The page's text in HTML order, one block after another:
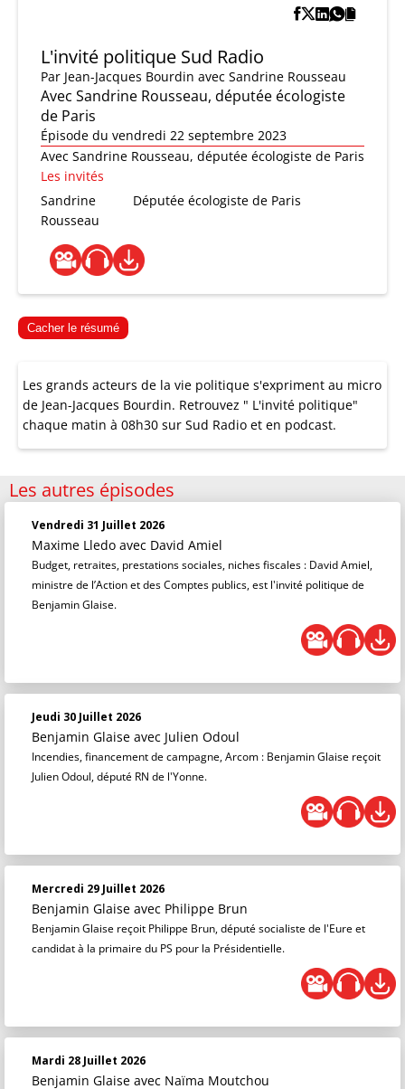
L'invité politique Sud Radio
Par Jean-Jacques Bourdin avec Sandrine Rousseau
Avec Sandrine Rousseau, députée écologiste
de Paris
Épisode du vendredi 22 septembre 2023
Avec Sandrine Rousseau, députée écologiste de Paris
Les invités
Sandrine
Rousseau
Députée écologiste de Paris
Cacher le résumé
Les grands acteurs de la vie politique s'expriment au micro
de Jean-Jacques Bourdin. Retrouvez " L'invité politique"
chaque matin à 08h30 sur Sud Radio et en podcast.
Les autres épisodes
Vendredi 31 Juillet 2026
Maxime Lledo avec David Amiel
Budget, retraites, prestations sociales, niches fiscales : David Amiel,
ministre de l’Action et des Comptes publics, est l'invité politique de
Benjamin Glaise.
Jeudi 30 Juillet 2026
Benjamin Glaise avec Julien Odoul
Incendies, financement de campagne, Arcom : Benjamin Glaise reçoit
Julien Odoul, député RN de l'Yonne.
Mercredi 29 Juillet 2026
Benjamin Glaise avec Philippe Brun
Benjamin Glaise reçoit Philippe Brun, député socialiste de l'Eure et
candidat à la primaire du PS pour la Présidentielle.
Mardi 28 Juillet 2026
Benjamin Glaise avec Naïma Moutchou